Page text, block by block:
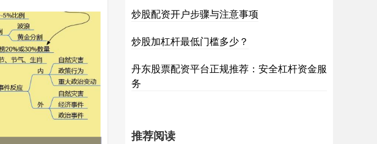
炒股配资开户步骤与注意事项
炒股加杠杆最低门槛多少？
丹东股票配资平台正规推荐：安全杠杆资金服
务
推荐阅读